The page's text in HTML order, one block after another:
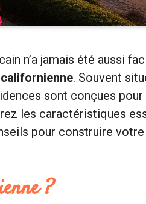
n’a jamais été aussi
. Souvent
sont conçues
les caractéristiques
pour construire
?